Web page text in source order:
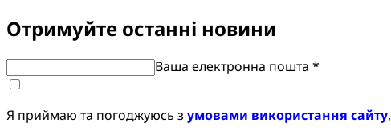
Отримуйте останні новини
Ваша електронна пошта *
Я приймаю та погоджуюсь з умовами використання сайту,